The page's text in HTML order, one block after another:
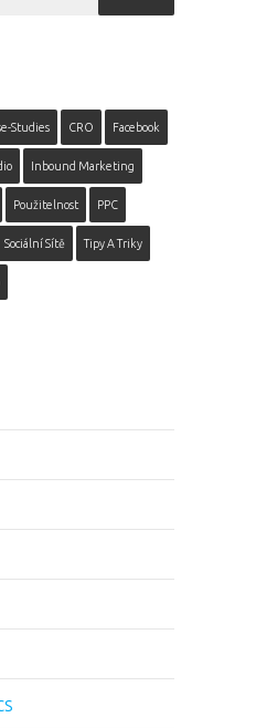
Studies CRO Facebook
Inbound Marketing
Použitelnost PPC
Sociální Sítě Tipy A Triky